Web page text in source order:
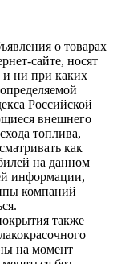
о товарах
сайте, носят
ни при каких
Российской
внешнего
топлива,
как
на данном
информации,
компаний
также
на момент